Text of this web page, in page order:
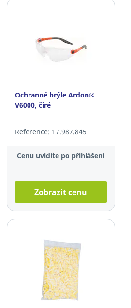
Ochranné brýle Ardon®
V6000, čiré
Reference: 17.987.845
Cenu uvidíte po přihlášení
Zobrazit cenu